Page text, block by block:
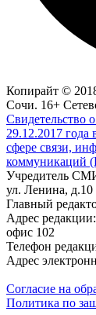
Копирайт ©
Сочи. 16+
29.12.2017
сфере связи,
коммуникаций
Учредитель
ул. Ленина,
Главный
Адрес
офис 102
Телефон
Адрес
Согласие на
Политика по